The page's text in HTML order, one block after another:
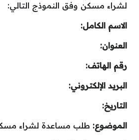
لشراء مسكن وفق النموذج التالي:
الاسم الكامل:
العنوان:
رقم الهاتف:
البريد الإلكتروني:
التاريخ:
الموضوع: طلب مساعدة لشراء